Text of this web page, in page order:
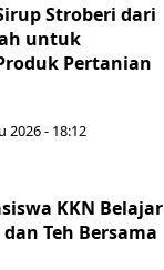
Stroberi dari
untuk
Pertanian
2026 - 18:12
KKN Belajar
Teh Bersama